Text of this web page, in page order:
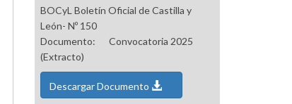
BOCyL Boletín Oficial de Castilla y
León- Nº 150
Documento:
Convocatoria 2025
(Extracto)
Descargar Documento